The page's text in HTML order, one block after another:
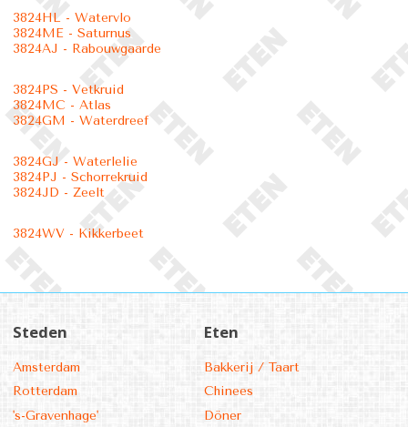
3824HL - Watervlo
3824ME - Saturnus
3824AJ - Rabouwgaarde
3824PS - Vetkruid
3824MC - Atlas
3824GM - Waterdreef
3824GJ - Waterlelie
3824PJ - Schorrekruid
3824JD - Zeelt
3824WV - Kikkerbeet
Steden
Amsterdam
Rotterdam
's-Gravenhage'
Eten
Bakkerij / Taart
Chinees
Döner